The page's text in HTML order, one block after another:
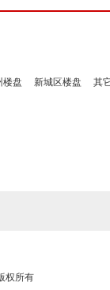
楼盘 新城区楼盘 其
权所有